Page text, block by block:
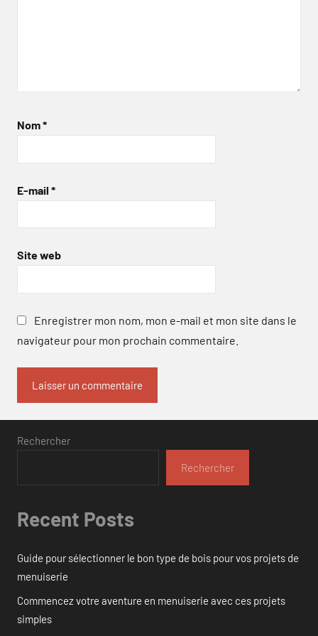
Nom*
E-mail *
Site web
Enregistrer mon nom, mon e-mail et mon site dans le
navigateur pour mon prochain commentaire.
Rechercher
Rechercher
Recent Posts
Guide pour sélectionner le bon type de bois pour vos projets de
menuiserie
Commencez votre aventure en menuiserie avec ces projets
simples